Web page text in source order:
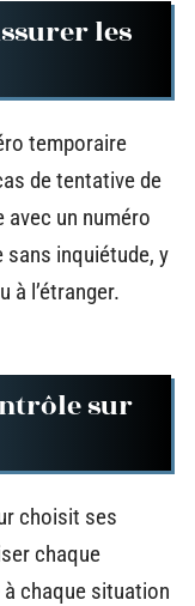
les
temporaire
de tentative de
avec un numéro
sans inquiétude, y
à l’étranger.
sur
choisit ses
chaque
chaque situation